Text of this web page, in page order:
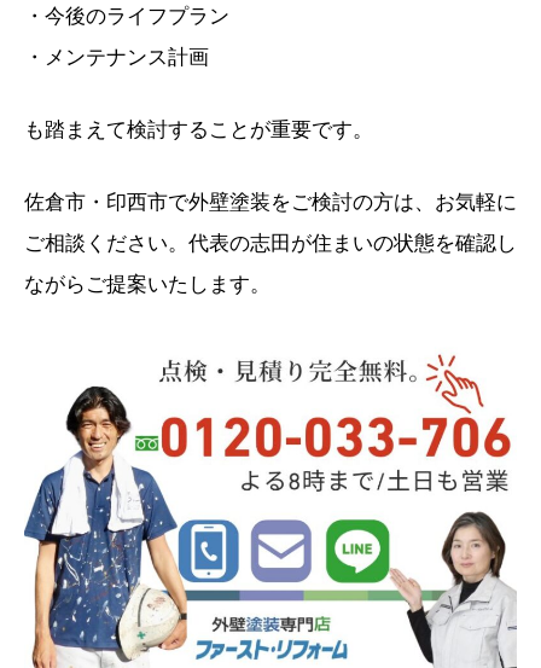
・今後のライフプラン
・メンテナンス計画
も踏まえて検討することが重要です。
佐倉市・印西市で外壁塗装をご検討の方は、お気軽に
ご相談ください。代表の志田が住まいの状態を確認し
ながらご提案いたします。